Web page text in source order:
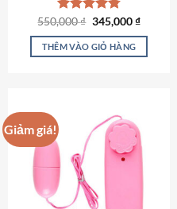
Được xếp
hạng4.81
5 sao
550,000₫ Giá
là:
550,000 ₫.
345,000₫Giá
tại
THÊM VÀO GIỎ HÀNG
Giảm giá!